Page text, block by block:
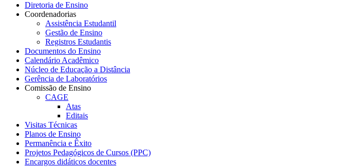
Diretoria de Ensino
Coordenadorias
Assistência Estudantil
Gestão de Ensino
Registros Estudantis
Documentos do Ensino
Calendário Acadêmico
Núcleo de Educação a Distância
Gerência de Laboratórios
Comissão de Ensino
CAGE
Atas
Editais
Visitas Técnicas
Planos de Ensino
Permanência e Êxito
Projetos Pedagógicos de Cursos (PPC)
Encargos didáticos docentes